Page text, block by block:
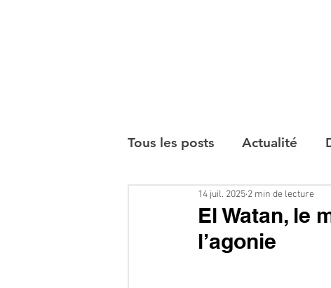
Tous les posts Actualité
Interviews
El Watan, le
l’agonie
14 juil. 2025 2 min de lecture